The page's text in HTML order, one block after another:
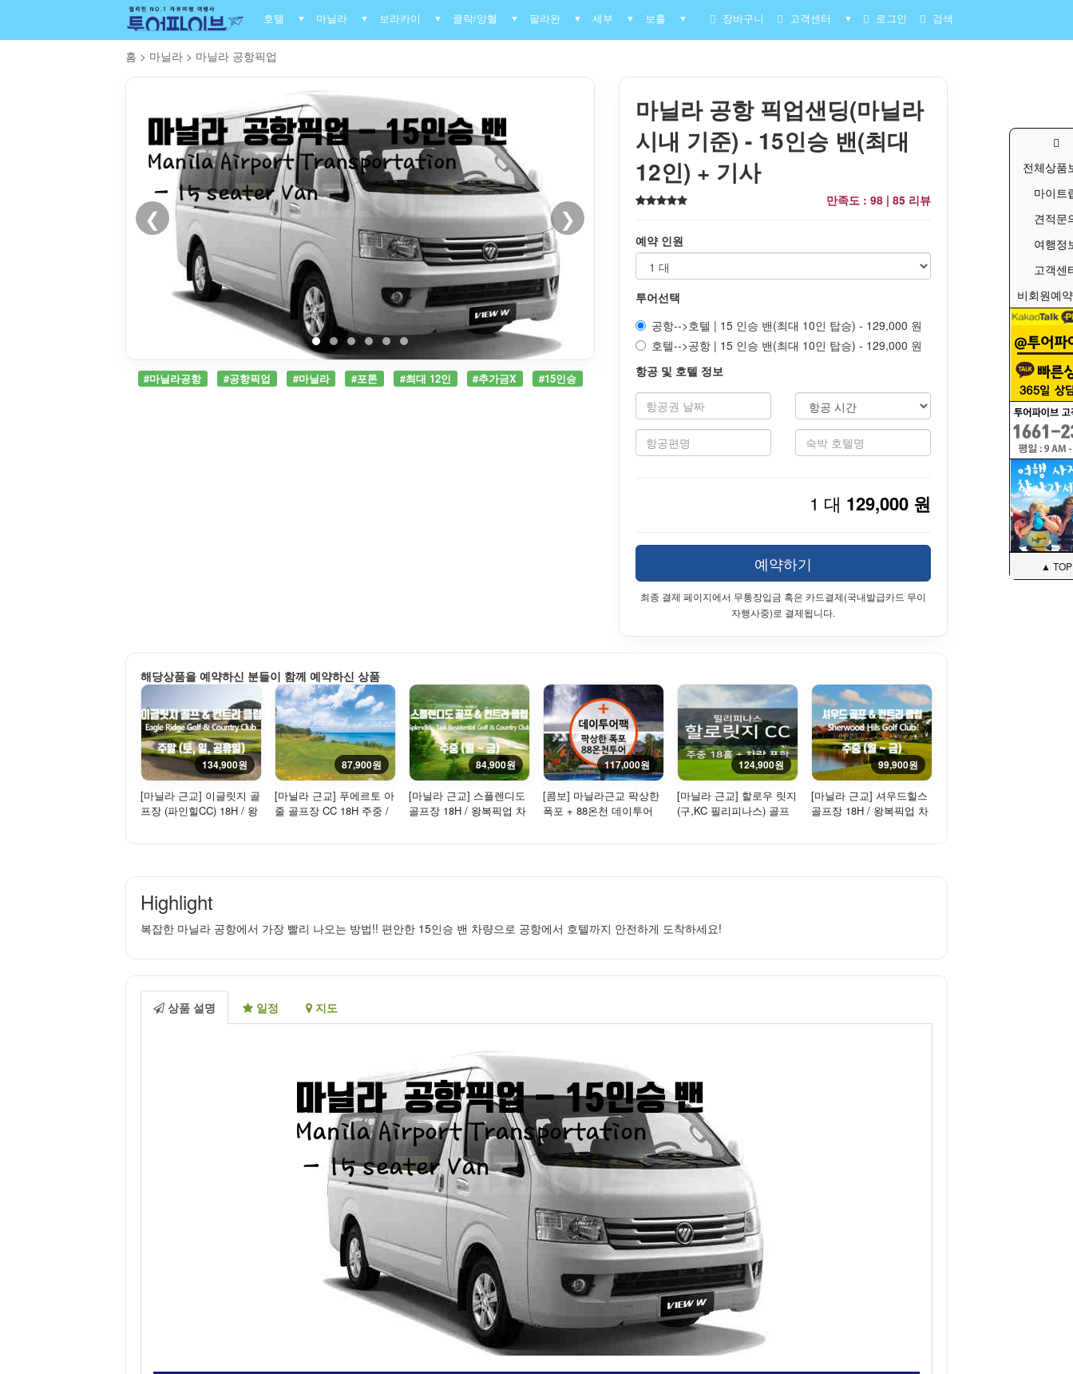
호텔 ▼ 마닐라 ▼ 보라카이 ▼ 클락/앙헬 ▼ 팔라완 ▼ 세부 ▼ 보홀 ▼ 장바구니 고객센터 ▼ 로그인 검색
홈 > 마닐라 > 마닐라 공항픽업
❮ ❯
#마닐라공항 #공항픽업 #마닐라 #포톤 #최대 12인 #추가금X #15인승
마닐라 공항 픽업샌딩(마닐라
시내 기준) - 15인승 밴(최대
12인) + 기사
만족도 : 98 | 85 리뷰
예약 인원
투어선택
공항-->호텔 | 15 인승 밴(최대 10인 탑승) - 129,000 원
호텔-->공항 | 15 인승 밴(최대 10인 탑승) - 129,000 원
항공 및 호텔 정보
1 대 129,000 원
예약하기
최종 결제 페이지에서 무통장입금 혹은 카드결제(국내발급카드 무이
자행사중)로 결제됩니다.
해당상품을 예약하신 분들이 함께 예약하신 상품
134,900원
[마닐라 근교] 이글릿지 골
프장 (파인힐CC) 18H / 왕
87,900원
[마닐라 근교] 푸에르토 아
줄 골프장 CC 18H 주중 /
84,900원
[마닐라 근교] 스플렌디도
골프장 18H / 왕복픽업 차
117,000원
[콤보] 마닐라근교 팍상한
폭포 + 88온천 데이투어
124,900원
[마닐라 근교] 할로우 릿지
(구,KC 필리피나스) 골프
99,900원
[마닐라 근교] 셔우드힐스
골프장 18H / 왕복픽업 차
Highlight
복잡한 마닐라 공항에서 가장 빨리 나오는 방법!! 편안한 15인승 밴 차량으로 공항에서 호텔까지 안전하게 도착하세요!
상품 설명 일정 지도
전체상품
마이트
견적문
여행정
고객센
비회원예
▲ TOP